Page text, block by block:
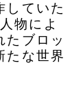
していた
物によ
たブロッ
たな世界